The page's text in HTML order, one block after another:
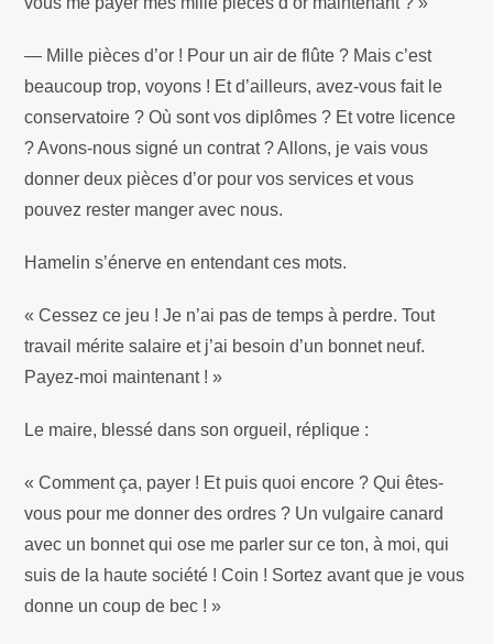
— Mille pièces d’or ! Pour un air de flûte ? Mais c’est
beaucoup trop, voyons ! Et d’ailleurs, avez-vous fait le
conservatoire ? Où sont vos diplômes ? Et votre licence
? Avons-nous signé un contrat ? Allons, je vais vous
donner deux pièces d’or pour vos services et vous
pouvez rester manger avec nous.
Hamelin s’énerve en entendant ces mots.
« Cessez ce jeu ! Je n’ai pas de temps à perdre. Tout
travail mérite salaire et j’ai besoin d’un bonnet neuf.
Payez-moi maintenant ! »
Le maire, blessé dans son orgueil, réplique :
« Comment ça, payer ! Et puis quoi encore ? Qui êtes-
vous pour me donner des ordres ? Un vulgaire canard
avec un bonnet qui ose me parler sur ce ton, à moi, qui
suis de la haute société ! Coin ! Sortez avant que je vous
donne un coup de bec ! »